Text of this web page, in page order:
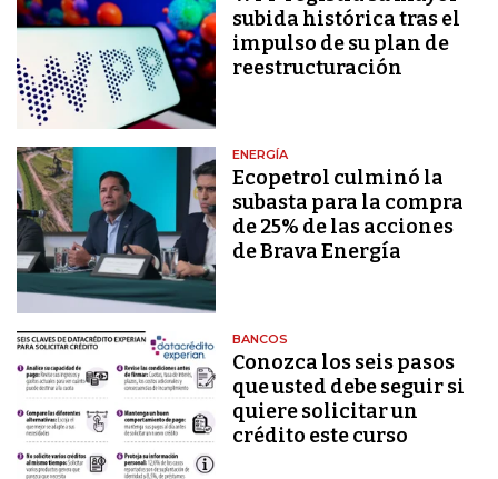
subida histórica tras el
impulso de su plan de
reestructuración
ENERGÍA
Ecopetrol culminó la
subasta para la compra
de 25% de las acciones
de Brava Energía
BANCOS
Conozca los seis pasos
que usted debe seguir si
quiere solicitar un
crédito este curso